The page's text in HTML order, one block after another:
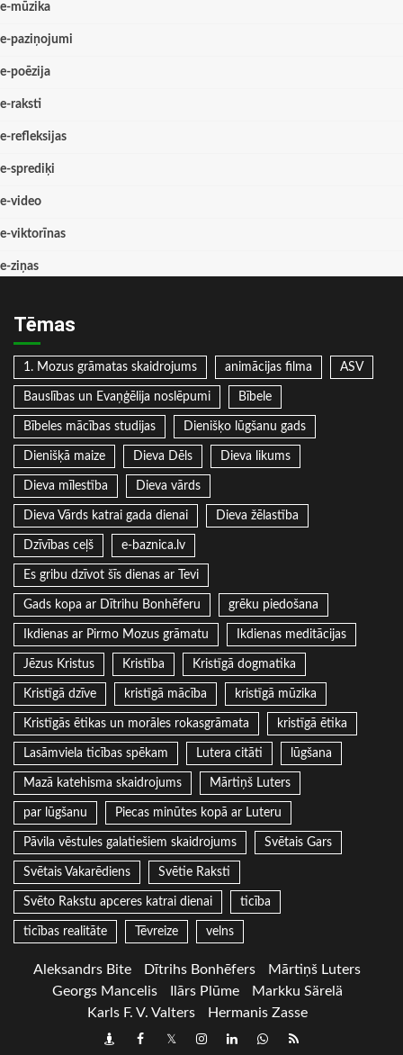
e-mūzika
e-paziņojumi
e-poēzija
e-raksti
e-refleksijas
e-sprediķi
e-video
e-viktorīnas
e-ziņas
Tēmas
1. Mozus grāmatas skaidrojums animācijas filma ASV
Bauslības un Evaņģēlija noslēpumi Bībele
Bībeles mācības studijas Dienišķo lūgšanu gads
Dienišķā maize Dieva Dēls Dieva likums
Dieva mīlestība Dieva vārds
Dieva Vārds katrai gada dienai Dieva žēlastība
Dzīvības ceļš e-baznica.lv
Es gribu dzīvot šīs dienas ar Tevi
Gads kopa ar Dītrihu Bonhēferu grēku piedošana
Ikdienas ar Pirmo Mozus grāmatu Ikdienas meditācijas
Jēzus Kristus Kristība Kristīgā dogmatika
Kristīgā dzīve kristīgā mācība kristīgā mūzika
Kristīgās ētikas un morāles rokasgrāmata kristīgā ētika
Lasāmviela ticības spēkam Lutera citāti lūgšana
Mazā katehisma skaidrojums Mārtiņš Luters
par lūgšanu Piecas minūtes kopā ar Luteru
Pāvila vēstules galatiešiem skaidrojums Svētais Gars
Svētais Vakarēdiens Svētie Raksti
Svēto Rakstu apceres katrai dienai ticība
ticības realitāte Tēvreize velns
Aleksandrs Bite Dītrihs Bonhēfers
Mārtiņš Luters
Georgs Mancelis
Ilārs Plūme
Markku Särelä
Karls F. V. Valters
Hermanis Zasse
DraugiemFacebook
TwitterInstagram
LinkedInwhatsapp
RSS